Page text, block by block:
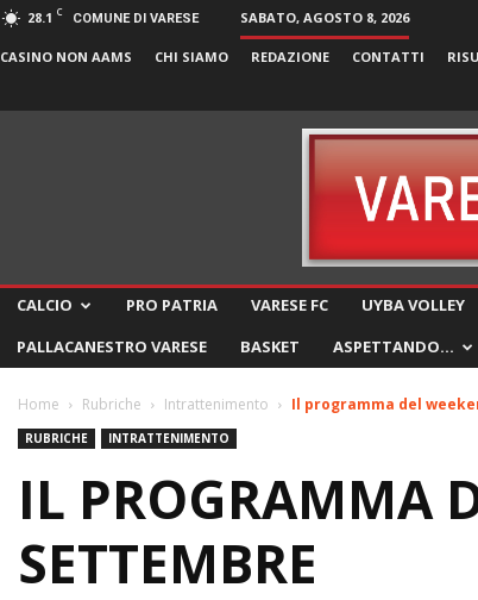
28.1 C COMUNE DI VARESE SABATO, AGOSTO 8, 2026
CASINO NON AAMS CHI SIAMO REDAZIONE CONTATTI
CALCIO PRO PATRIA VARESE FC UYBA VOLLEY
PALLACANESTRO VARESE
BASKET ASPETTANDO…
Home Rubriche Intrattenimento Il programma del
RUBRICHE INTRATTENIMENTO
IL PROGRAMMA
SETTEMBRE